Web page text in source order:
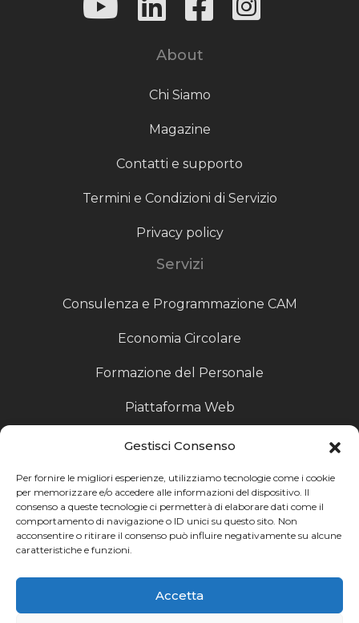
Gestisci Consenso
Per fornire le migliori esperienze, utilizziamo tecnologie come i cookie
per memorizzare e/o accedere alle informazioni del dispositivo. Il
consenso a queste tecnologie ci permetterà di elaborare dati come il
comportamento di navigazione o ID unici su questo sito. Non
acconsentire o ritirare il consenso può influire negativamente su alcune
caratteristiche e funzioni.
Accetta
About
Chi Siamo
Magazine
Contatti e supporto
Termini e Condizioni di Servizio
Privacy policy
Servizi
Consulenza e Programmazione CAM
Economia Circolare
Formazione del Personale
Piattaforma Web
Scouting fornitori
Produzione Particolari
Raccoglitori di Fine Linea
Ricerca
Ricerca avanzata
Catalogo fornitori